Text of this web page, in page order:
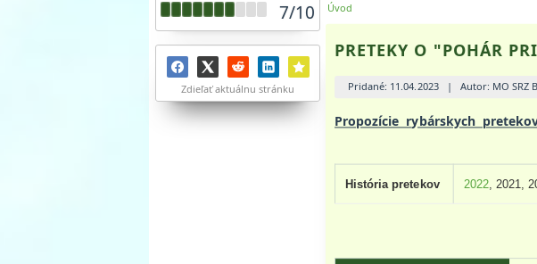
7/10
Zdieľať aktuálnu stránku
Úvod
PRETEKY O "POHÁR
Pridané: 11.04.2023| Autor: MO SRZ
Propozície rybárskych
História pretekov 2022 , 2021,